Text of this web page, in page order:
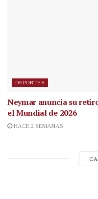
DEPORTES
Neymar anuncia su
el Mundial de 2026
HACE 2 SEMANAS